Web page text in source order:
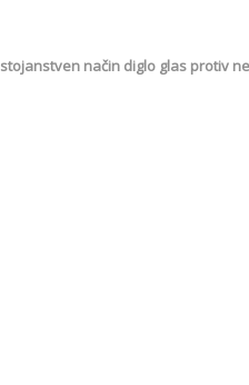
način diglo glas protiv